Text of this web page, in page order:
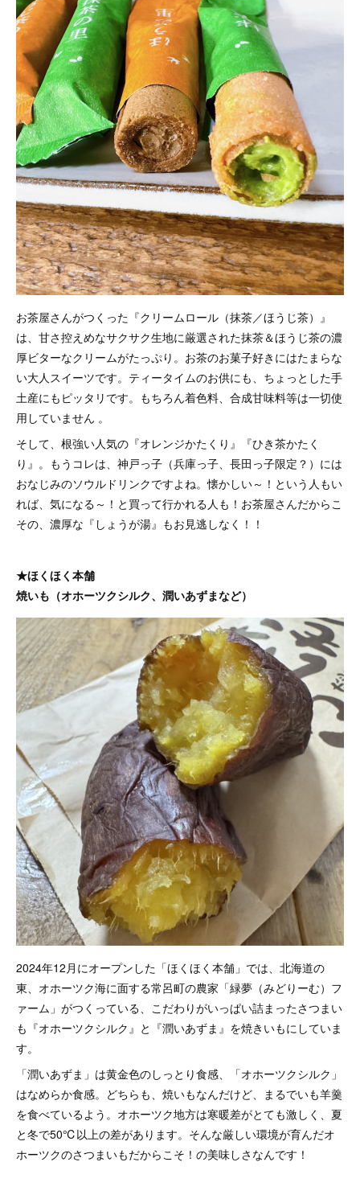
お茶屋さんがつくった『クリームロール（抹茶／ほうじ茶）』
は、甘さ控えめなサクサク生地に厳選された抹茶＆ほうじ茶の濃
厚ビターなクリームがたっぷり。お茶のお菓子好きにはたまらな
い大人スイーツです。ティータイムのお供にも、ちょっとした手
土産にもピッタリです。もちろん着色料、合成甘味料等は一切使
用していません 。
そして、根強い人気の『オレンジかたくり』『ひき茶かたく
り』。もうコレは、神戸っ子（兵庫っ子、長田っ子限定？）には
おなじみのソウルドリンクですよね。懐かしい～！という人もい
れば、気になる～！と買って行かれる人も！お茶屋さんだからこ
その、濃厚な『しょうが湯』もお見逃しなく！！
★ほくほく本舗
焼いも（オホーツクシルク、潤いあずまなど）
2024年12月にオープンした「ほくほく本舗」では、北海道の
東、オホーツク海に面する常呂町の農家「緑夢（みどりーむ）フ
ァーム」がつくっている、こだわりがいっぱい詰まったさつまい
も『オホーツクシルク』と『潤いあずま』を焼きいもにしていま
す。
「潤いあずま」は黄金色のしっとり食感、「オホーツクシルク」
はなめらか食感。どちらも、焼いもなんだけど、まるでいも羊羹
を食べているよう。オホーツク地方は寒暖差がとても激しく、夏
と冬で50℃以上の差があります。そんな厳しい環境が育んだオ
ホーツクのさつまいもだからこそ！の美味しさなんです！